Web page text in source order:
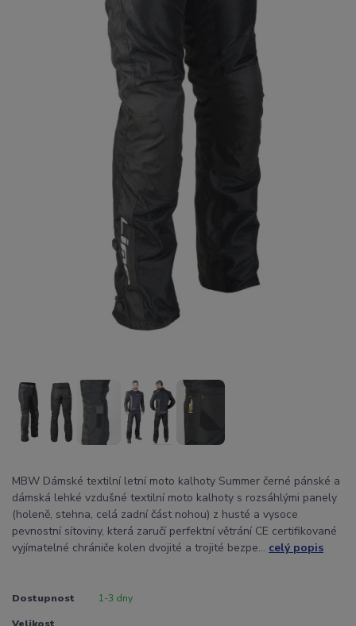
MBW Dámské textilní letní moto kalhoty Summer černé pánské a
dámská lehké vzdušné textilní moto kalhoty s rozsáhlými panely
(holeně, stehna, celá zadní část nohou) z husté a vysoce
pevnostní sítoviny, která zaručí perfektní větrání CE certifikované
vyjímatelné chrániče kolen dvojité a trojité bezpe... celý popis
Dostupnost 1-3 dny
Velikost